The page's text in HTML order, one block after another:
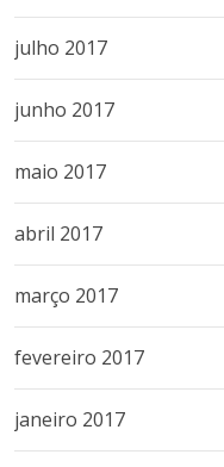
julho 2017
junho 2017
maio 2017
abril 2017
março 2017
fevereiro 2017
janeiro 2017